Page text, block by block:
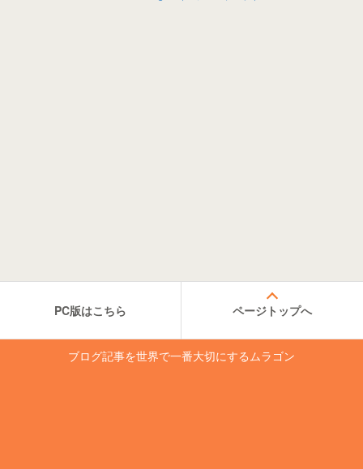
PC版はこちら ページトップへ
ブログ記事を世界で一番大切にするムラゴン